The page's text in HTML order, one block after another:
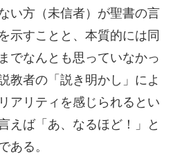
い方（未信者）が聖書の言
示すことと、本質的には同
でなんとも思っていなかっ
教者の「説き明かし」によ
アリティを感じられるとい
えば「あ、なるほど！」と
ある。